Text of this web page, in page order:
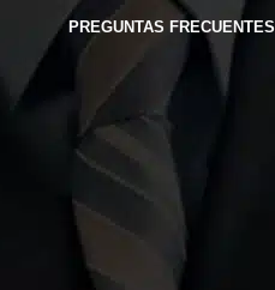
PREGUNTAS FRECUENTES